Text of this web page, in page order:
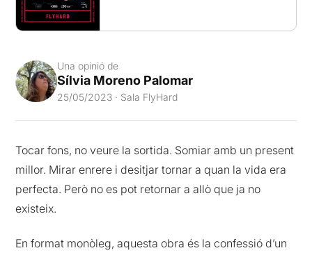
Una opinió de
Sílvia Moreno Palomar
25/05/2023 · Sala FlyHard
Tocar fons, no veure la sortida. Somiar amb un present
millor. Mirar enrere i desitjar tornar a quan la vida era
perfecta. Però no es pot retornar a allò que ja no
existeix.
En format monòleg, aquesta obra és la confessió d’un